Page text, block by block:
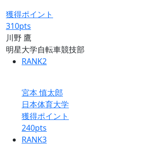
獲得ポイント
310pts
川野 鷹
明星大学自転車競技部
RANK2
宮本 慎太郎
日本体育大学
獲得ポイント
240pts
RANK3